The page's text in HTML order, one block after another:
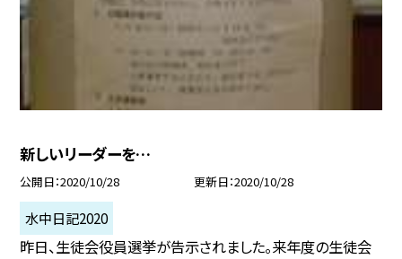
新しいリーダーを…
公開日 2020/10/28 更新日 2020/10/28
水中日記2020
昨日、生徒会役員選挙が告示されました。来年度の生徒会